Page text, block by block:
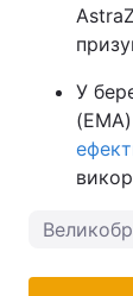
У
(EMA)